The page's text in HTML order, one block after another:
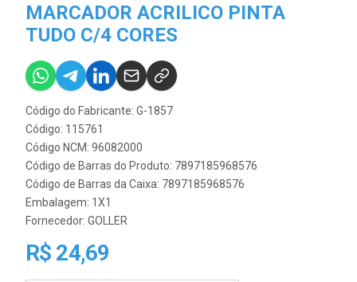
MARCADOR ACRILICO PINTA
TUDO C/4 CORES
Código do Fabricante: G-1857
Código: 115761
Código NCM: 96082000
Código de Barras do Produto: 7897185968576
Código de Barras da Caixa: 7897185968576
Embalagem: 1X1
Fornecedor: GOLLER
R$ 24,69